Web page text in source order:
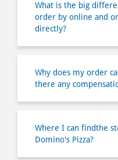
Why does my order
there any
Domino's Pizza?
Domino's Pizza?